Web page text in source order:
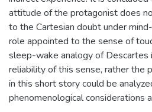
attitude of the protagonist does
to the Cartesian doubt under
role appointed to the sense of
sleep-wake analogy of Descartes
reliability of this sense, rather the
in this short story could be
phenomenological considerations